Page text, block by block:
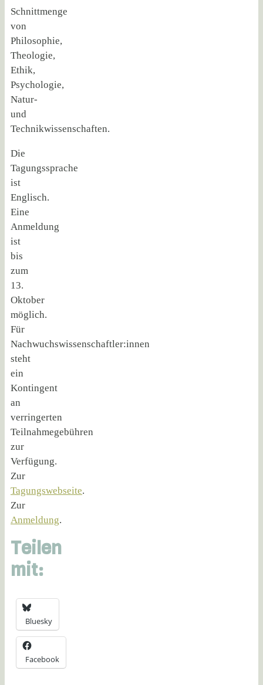
Schnittmenge
von
Philosophie,
Theologie,
Ethik,
Psychologie,
Natur-
und
Technikwissenschaften.
Die
Tagungssprache
ist
Englisch.
Eine
Anmeldung
ist
bis
zum
13.
Oktober
möglich.
Für
Nachwuchswissenschaftler:innen
steht
ein
Kontingent
an
verringerten
Teilnahmegebühren
zur
Verfügung.
Zur
Tagungswebseite.
Zur
Anmeldung.
Teilen
mit:
Bluesky
Facebook